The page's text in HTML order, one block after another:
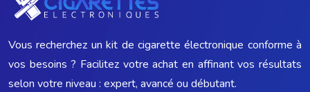
Vous recherchez un kit de cigarette électronique conforme à
vos besoins ? Facilitez votre achat en affinant vos résultats
selon votre niveau : expert, avancé ou débutant.